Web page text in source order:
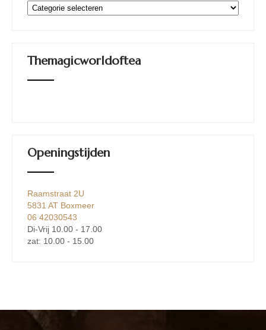
Categorieën
Themagicworldoftea
Openingstijden
Raamstraat 2U
5831 AT Boxmeer
06 42030543
Di-Vrij 10.00 - 17.00
zat: 10.00 - 15.00